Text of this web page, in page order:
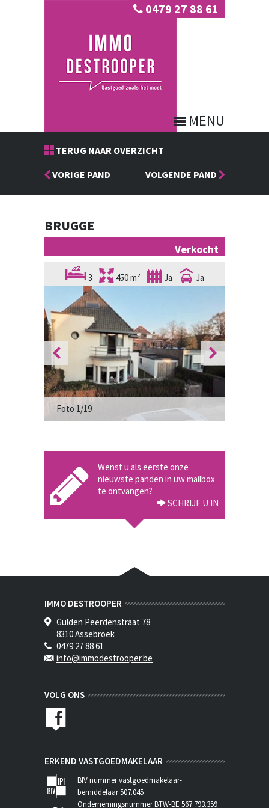
0479 27 88 61
MENU
TERUG NAAR OVERZICHT
VORIGE PAND
VOLGENDE PAND
BRUGGE
Verkocht
3 450 m² Ja Ja
Foto 1/19
Wenst u als eerste onze
nieuwste panden in uw mailbox
te ontvangen?
SCHRIJF U IN
IMMO DESTROOPER
Gulden Peerdenstraat 78
8310 Assebroek
0479 27 88 61
info@immodestrooper.be
VOLG ONS
ERKEND VASTGOEDMAKELAAR
BIV nummer vastgoedmakelaar-
bemiddelaar 507.045
Ondernemingsnummer BTW-BE 567.793.359